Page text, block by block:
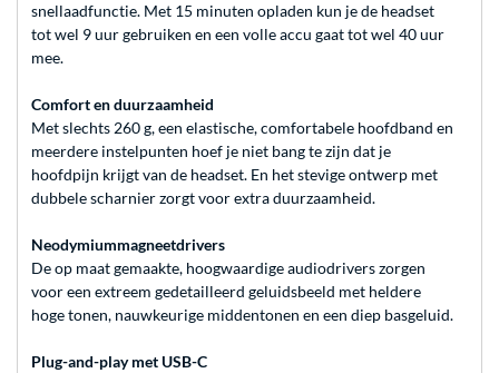
snellaadfunctie. Met 15 minuten opladen kun je de headset
tot wel 9 uur gebruiken en een volle accu gaat tot wel 40 uur
mee.
Comfort en duurzaamheid
Met slechts 260 g, een elastische, comfortabele hoofdband en
meerdere instelpunten hoef je niet bang te zijn dat je
hoofdpijn krijgt van de headset. En het stevige ontwerp met
dubbele scharnier zorgt voor extra duurzaamheid.
Neodymiummagneetdrivers
De op maat gemaakte, hoogwaardige audiodrivers zorgen
voor een extreem gedetailleerd geluidsbeeld met heldere
hoge tonen, nauwkeurige middentonen en een diep basgeluid.
Plug-and-play met USB-C